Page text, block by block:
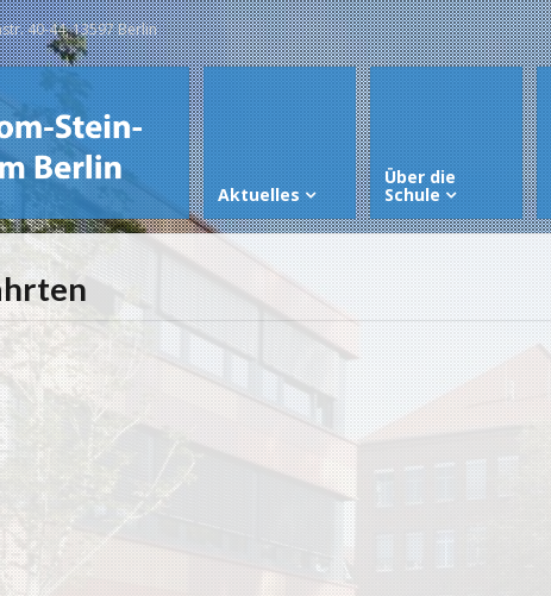
40-44, 13597 Berlin
Aktuelles
Über die
Schule